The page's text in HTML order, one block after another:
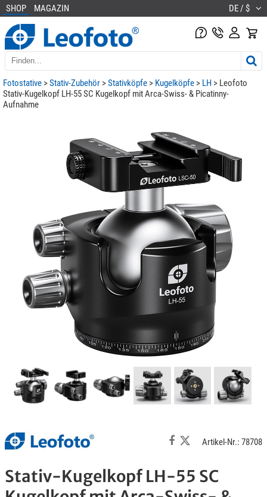
SHOP MAGAZIN DE / $
Fotostative >Stativ-Zubehör >Stativköpfe > Kugelköpfe > LH > Leofoto
Stativ-Kugelkopf LH-55 SC Kugelkopf mit Arca-Swiss- & Picatinny-
Aufnahme
Artikel-Nr.: 78708
Stativ-Kugelkopf LH-55 SC